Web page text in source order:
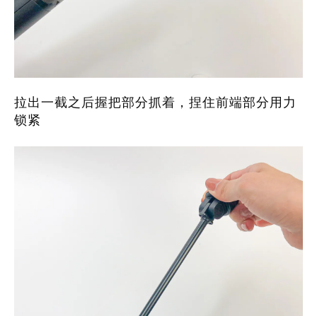
拉出一截之后握把部分抓着，捏住前端部分用力
锁紧